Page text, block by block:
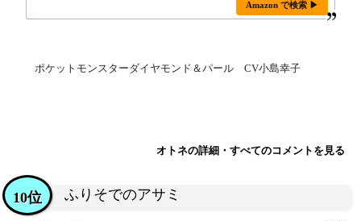
Amazon で検索 ▶
ポケットモンスターダイヤモンド＆パール CV小島幸子
オトネの詳細・すべてのコメントを見る
ふりそでのアサミ
10位